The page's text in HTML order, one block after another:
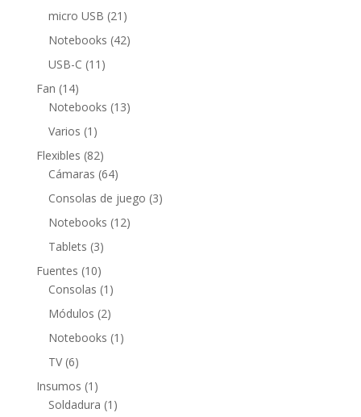
productos
micro USB 21 21
productos
Notebooks 4242
USB-C 11 11
Fan 1414
productos
Notebooks 1313
Varios 1 1
producto
Flexibles 8282
productos
Cámaras 6464
productos
Consolas de juego 33
Notebooks 1212
Tablets 33
productos
Fuentes 1010
productos
Consolas 1 1
producto
Módulos 22
productos
Notebooks 1 1
TV 66
productos
Insumos 1 1
producto
Soldadura 1 1